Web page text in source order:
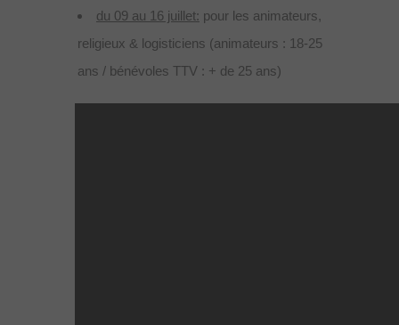
du 09 au 16 juillet: pour les animateurs,
religieux & logisticiens (animateurs : 18-25
ans / bénévoles TTV : + de 25 ans)